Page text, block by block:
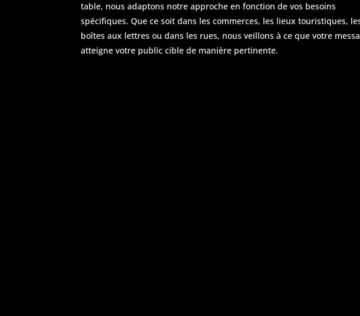
table, nous adaptons notre approche en fonction de vos besoins
spécifiques. Que ce soit dans les commerces, les lieux touristiques,
boîtes aux lettres ou dans les rues, nous veillons à ce que votre
atteigne votre public cible de manière pertinente.